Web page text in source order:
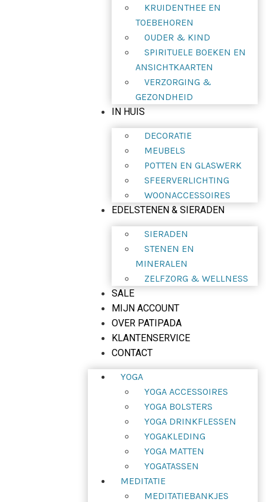
KRUIDENTHEE EN
TOEBEHOREN
OUDER & KIND
SPIRITUELE BOEKEN EN
ANSICHTKAARTEN
VERZORGING &
GEZONDHEID
IN HUIS
DECORATIE
MEUBELS
POTTEN EN GLASWERK
SFEERVERLICHTING
WOONACCESSOIRES
EDELSTENEN & SIERADEN
SIERADEN
STENEN EN
MINERALEN
ZELFZORG & WELLNESS
SALE
MIJN ACCOUNT
OVER PATIPADA
KLANTENSERVICE
CONTACT
YOGA
YOGA ACCESSOIRES
YOGA BOLSTERS
YOGA DRINKFLESSEN
YOGAKLEDING
YOGA MATTEN
YOGATASSEN
MEDITATIE
MEDITATIEBANKJES